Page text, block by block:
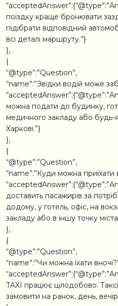
поїздку краще бронювати
підібрати відповідний
всі деталі маршруту.”}
},
{
“@type”:”Question”,
“name”:”Звідки водій може
можна подати до будинку,
медичного закладу або будь-
Харкові.”}
},
{
“@type”:”Question”,
“name”:”Куди можна приїхати
доставить пасажирів за
додому, у готель, офіс, на
закладу або в іншу точку
},
{
“@type”:”Question”,
“name”:”Чи можна їхати
TAXI працює цілодобово.
замовити на ранок, день,